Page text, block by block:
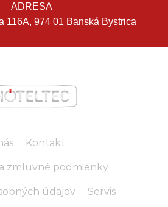
ADRESA
116A, 974 01 Banská Bystrica
Kontakt
zmluvné podmienky
údajov Servis